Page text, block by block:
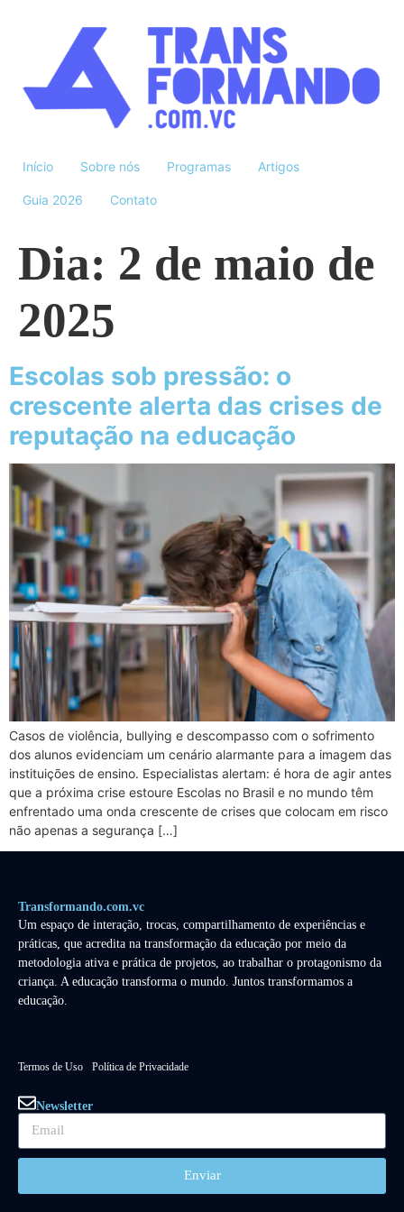
Início Sobre nós Programas Artigos
Guia 2026 Contato
Dia: 2 de maio de
2025
Escolas sob pressão: o
crescente alerta das crises de
reputação na educação
Casos de violência, bullying e descompasso com o sofrimento
dos alunos evidenciam um cenário alarmante para a imagem das
instituições de ensino. Especialistas alertam: é hora de agir antes
que a próxima crise estoure Escolas no Brasil e no mundo têm
enfrentado uma onda crescente de crises que colocam em risco
não apenas a segurança […]
Transformando.com.vc
Um espaço de interação, trocas, compartilhamento de experiências e
práticas, que acredita na transformação da educação por meio da
metodologia ativa e prática de projetos, ao trabalhar o protagonismo da
criança. A educação transforma o mundo. Juntos transformamos a
educação.
Termos de Uso Política de Privacidade
Newsletter
Enviar